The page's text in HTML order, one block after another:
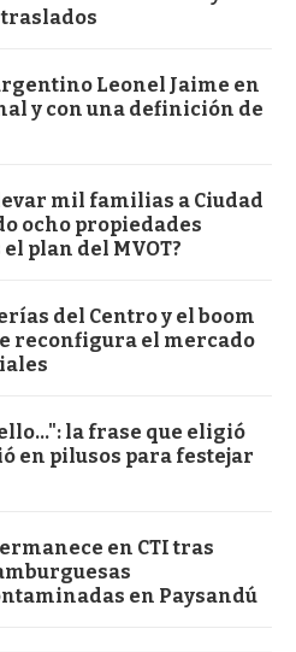
Leonel Jaime en
y con una definición de
mil familias a Ciudad
ocho propiedades
plan del MVOT?
del Centro y el boom
reconfigura el mercado
la frase que eligió
en pilusos para festejar
en CTI tras
en Paysandú